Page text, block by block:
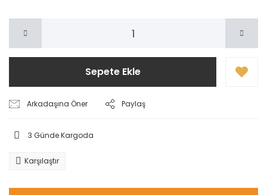
Sepete Ekle
Arkadaşına Öner Paylaş
3 Günde Kargoda
Karşılaştır